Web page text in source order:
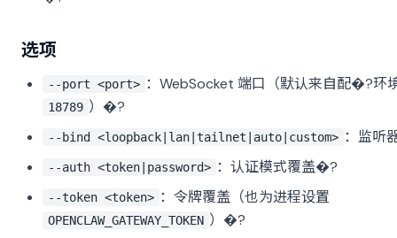
选项
--port <port> ：WebSocket 端口（默认来自配�?环
18789 ）�?
--bind <loopback|lan|tailnet|auto|custom> ：监听
--auth <token|password> ：认证模式覆盖�?
--token <token> ：令牌覆盖（也为进程设置
OPENCLAW_GATEWAY_TOKEN ）�?